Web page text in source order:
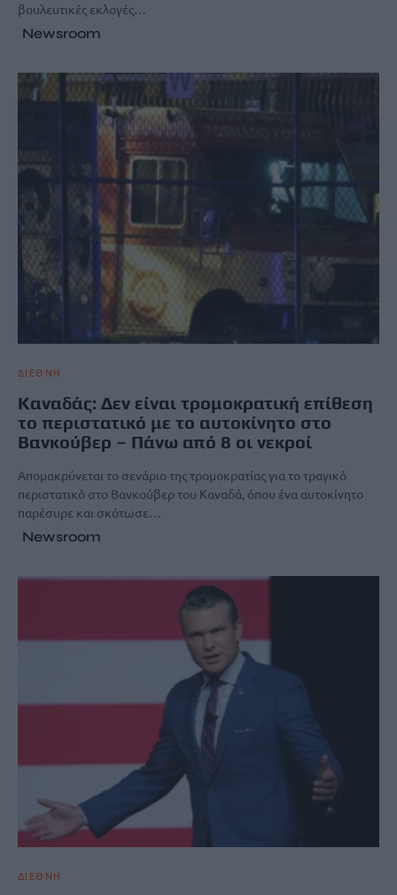
βουλευτικές εκλογές…
Newsroom
ΔΙΕΘΝΗ
Καναδάς: Δεν είναι τρομοκρατική επίθεση
το περιστατικό με το αυτοκίνητο στο
Βανκούβερ – Πάνω από 8 οι νεκροί
Απομακρύνεται το σενάριο της τρομοκρατίας για το τραγικό
περιστατικό στο Βανκούβερ του Καναδά, όπου ένα αυτοκίνητο
παρέσυρε και σκότωσε…
Newsroom
ΔΙΕΘΝΗ